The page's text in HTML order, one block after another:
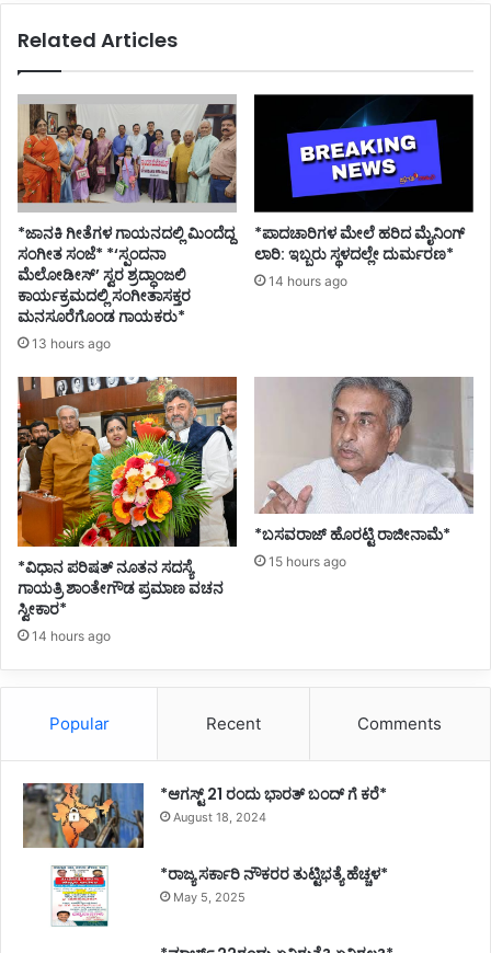
Related Articles
*ಜಾನಕಿ ಗೀತೆಗಳ ಗಾಯನದಲ್ಲಿ ಮಿಂದೆದ್ದ
ಸಂಗೀತ ಸಂಜೆ* *‘ಸ್ಪಂದನಾ
ಮೆಲೋಡೀಸ್’ ಸ್ವರ ಶ್ರದ್ಧಾಂಜಲಿ
ಕಾರ್ಯಕ್ರಮದಲ್ಲಿ ಸಂಗೀತಾಸಕ್ತರ
ಮನಸೂರೆಗೊಂಡ ಗಾಯಕರು*
13 hours ago
*ಪಾದಚಾರಿಗಳ ಮೇಲೆ ಹರಿದ ಮೈನಿಂಗ್
ಲಾರಿ: ಇಬ್ಬರು ಸ್ಥಳದಲ್ಲೇ ದುರ್ಮರಣ*
14 hours ago
*ವಿಧಾನ ಪರಿಷತ್ ನೂತನ ಸದಸ್ಯೆ
ಗಾಯತ್ರಿ ಶಾಂತೇಗೌಡ ಪ್ರಮಾಣ ವಚನ
ಸ್ವೀಕಾರ*
14 hours ago
*ಬಸವರಾಜ್ ಹೊರಟ್ಟಿ ರಾಜೀನಾಮೆ*
15 hours ago
Popular Recent Comments
*ಆಗಸ್ಟ್ 21 ರಂದು ಭಾರತ್‌ ಬಂದ್‌ ಗೆ ಕರೆ*
August 18, 2024
*ರಾಜ್ಯ ಸರ್ಕಾರಿ ನೌಕರರ ತುಟ್ಟಿಭತ್ಯೆ ಹೆಚ್ಚಳ*
May 5, 2025